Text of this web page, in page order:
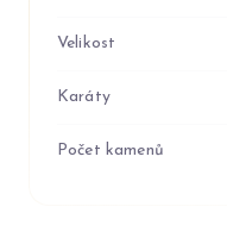
Velikost
Karáty
Počet kamenů